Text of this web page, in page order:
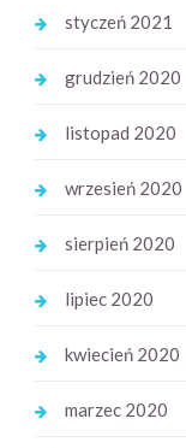
styczeń 2021
grudzień 2020
listopad 2020
wrzesień 2020
sierpień 2020
lipiec 2020
kwiecień 2020
marzec 2020